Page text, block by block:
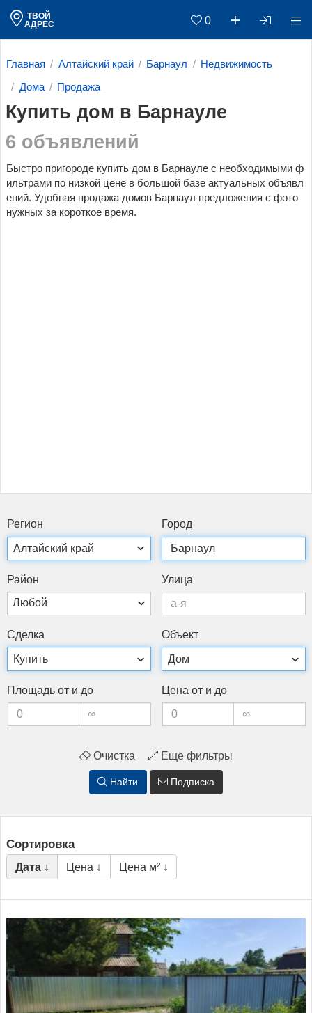
ТВОЙ
АДРЕС
0
Главная Алтайский край Барнаул Недвижимость
Дома Продажа
Купить дом в Барнауле
6 объявлений
Быстро пригороде купить дом в Барнауле с необходимыми ф
ильтрами по низкой цене в большой базе актуальных объявл
ений. Удобная продажа домов Барнаул предложения с фото
нужных за короткое время.
Ре­ги­он Го­род
Рай­он
Любой
Ули­ца
Сдел­ка Объ­ект
Пло­щадь от и до Це­на от и до
Очистка Еще фильтры
Найти Подписка
Сортировка
Дата ↓ Цена ↓ Цена м² ↓